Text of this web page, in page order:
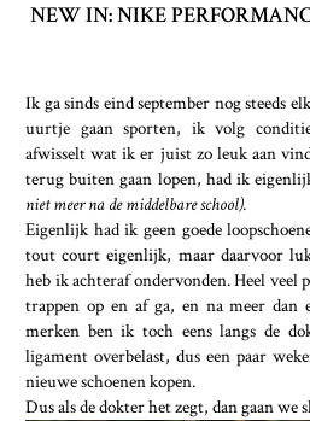
NEW IN: NIKE
Ik ga sinds eind september nog steeds
uurtje gaan sporten, ik volg
afwisselt wat ik er juist zo leuk aan
terug buiten gaan lopen, had ik
niet meer na de middelbare school).
Eigenlijk had ik geen goede
tout court eigenlijk, maar daarvoor
heb ik achteraf ondervonden. Heel
trappen op en af ga, en na meer dan
merken ben ik toch eens langs de
ligament overbelast, dus een paar
nieuwe schoenen kopen.
Dus als de dokter het zegt, dan gaan we